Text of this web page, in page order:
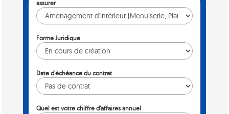
assurer
Forme Juridique
Date d'échéance du contrat
Quel est votre chiffre d'affaires annuel